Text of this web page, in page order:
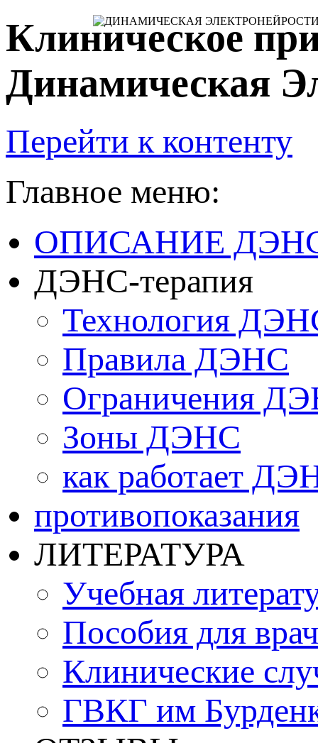
Клиническое
Динамическая
Перейти к контенту
Главное меню:
ОПИСАНИЕ
ДЭНС-терапия
Технология
Правила ДЭНС
Ограничения
Зоны ДЭНС
как работает
противопоказания
ЛИТЕРАТУРА
Учебная
Пособия для
Клинические
ГВКГ им